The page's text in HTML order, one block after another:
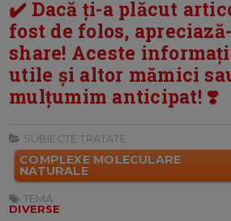
✔️ Dacă ți-a plăcut
fost de folos,
share! Aceste
utile și altor mămici
mulțumim anticipat! ❣️
SUBIECTE TRATATE:
COMPLEXE MOLECULARE
NATURALE
TEMA:
DIVERSE